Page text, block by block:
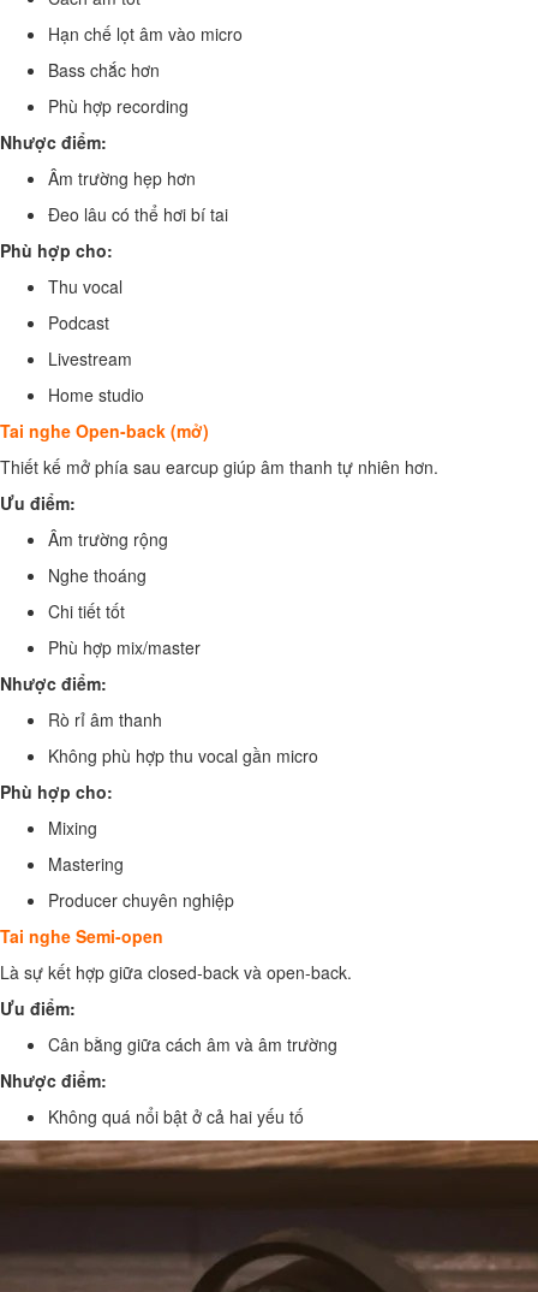
Hạn chế lọt âm vào micro
Bass chắc hơn
Phù hợp recording
Nhược điểm:
Âm trường hẹp hơn
Đeo lâu có thể hơi bí tai
Phù hợp cho:
Thu vocal
Podcast
Livestream
Home studio
Tai nghe Open-back (mở)
Thiết kế mở phía sau earcup giúp âm thanh tự nhiên hơn.
Ưu điểm:
Âm trường rộng
Nghe thoáng
Chi tiết tốt
Phù hợp mix/master
Nhược điểm:
Rò rỉ âm thanh
Không phù hợp thu vocal gần micro
Phù hợp cho:
Mixing
Mastering
Producer chuyên nghiệp
Tai nghe Semi-open
Là sự kết hợp giữa closed-back và open-back.
Ưu điểm:
Cân bằng giữa cách âm và âm trường
Nhược điểm:
Không quá nổi bật ở cả hai yếu tố